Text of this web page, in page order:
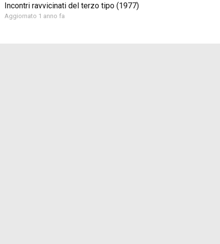
Incontri ravvicinati del terzo tipo (1977)
Aggiornato 1 anno fa